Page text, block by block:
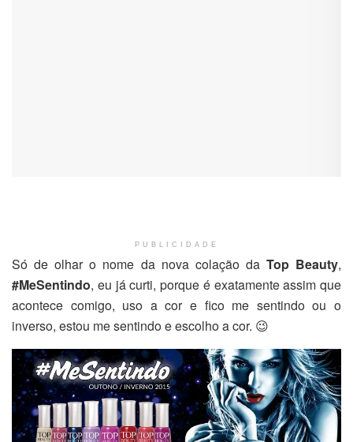
PUBLICIDADE
Só de olhar o nome da nova colação da Top Beauty,
#MeSentindo, eu já curti, porque é exatamente assim que
acontece comigo, uso a cor e fico me sentindo ou o
inverso, estou me sentindo e escolho a cor. 😉